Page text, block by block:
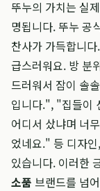
뚜누의 가치는 실
명됩니다. 뚜누 공
찬사가 가득합니
급스러워요. 방 분
드러워서 잠이 솔
입니다.", "집들이
어디서 샀냐며 너
었네요." 등 디자
있습니다. 이러한
소품 브랜드를 넘